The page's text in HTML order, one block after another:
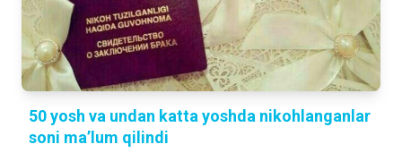
50 yosh va undan katta yoshda nikohlanganlar
soni maʼlum qilindi